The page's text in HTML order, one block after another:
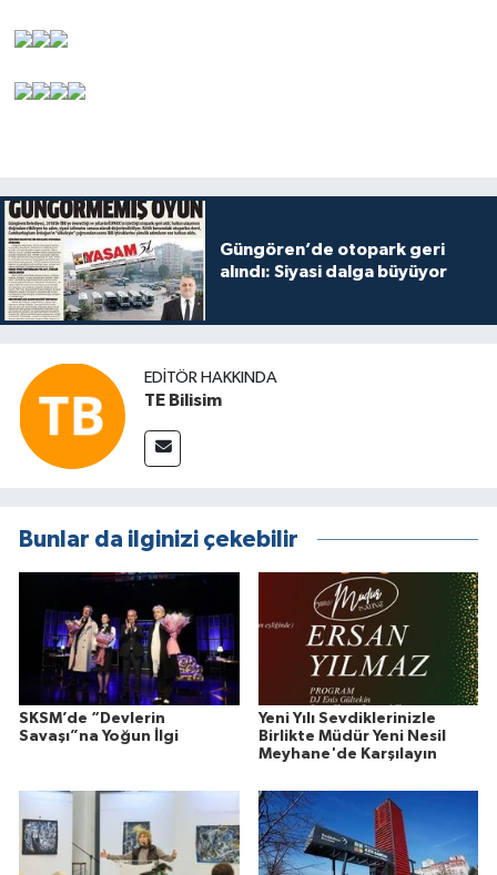
Güngören’de otopark geri
alındı: Siyasi dalga büyüyor
EDITÖR HAKKINDA
TE Bilisim
Bunlar da ilginizi çekebilir
SKSM’de “Devlerin
Savaşı”na Yoğun İlgi
Yeni Yılı Sevdiklerinizle
Birlikte Müdür Yeni Nesil
Meyhane'de Karşılayın